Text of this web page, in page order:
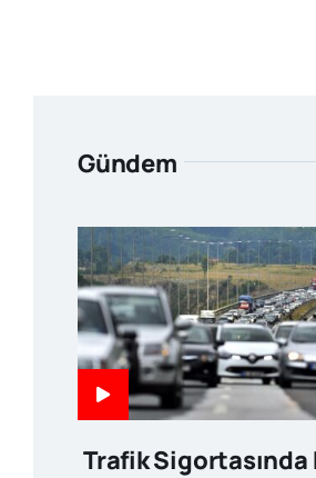
Gündem
Trafik Sigortasında